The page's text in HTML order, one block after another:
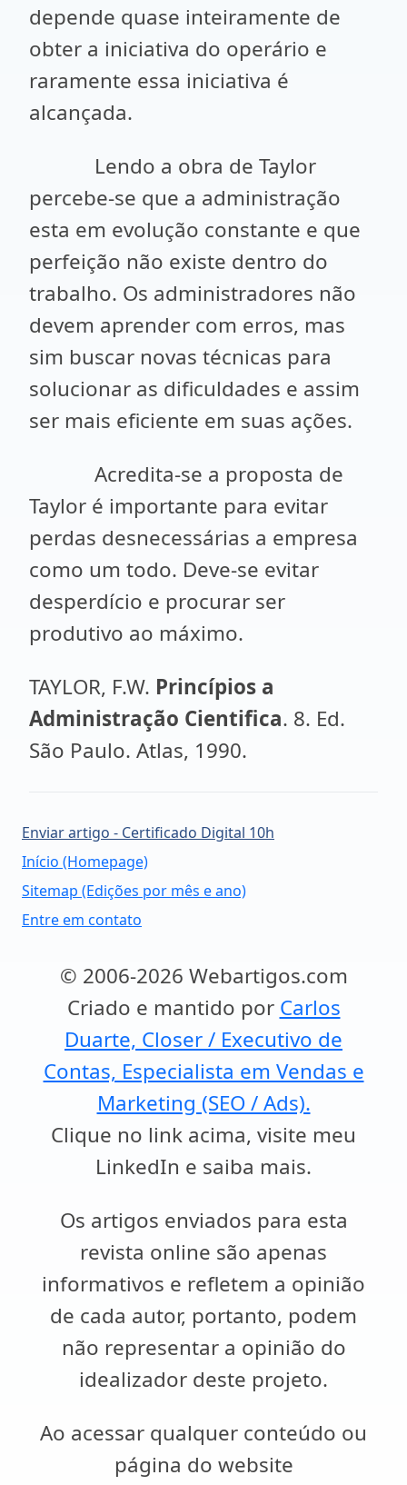
depende quase inteiramente de
obter a iniciativa do operário e
raramente essa iniciativa é
alcançada.
Lendo a obra de Taylor
percebe-se que a administração
esta em evolução constante e que
perfeição não existe dentro do
trabalho. Os administradores não
devem aprender com erros, mas
sim buscar novas técnicas para
solucionar as dificuldades e assim
ser mais eficiente em suas ações.
Acredita-se a proposta de
Taylor é importante para evitar
perdas desnecessárias a empresa
como um todo. Deve-se evitar
desperdício e procurar ser
produtivo ao máximo.
TAYLOR, F.W. Princípios a
Administração Cientifica. 8. Ed.
São Paulo. Atlas, 1990.
Enviar artigo - Certificado Digital 10h
Início (Homepage)
Sitemap (Edições por mês e ano)
Entre em contato
© 2006-2026 Webartigos.com
Criado e mantido por Carlos
Duarte, Closer / Executivo de
Contas, Especialista em Vendas e
Marketing (SEO / Ads).
Clique no link acima, visite meu
LinkedIn e saiba mais.
Os artigos enviados para esta
revista online são apenas
informativos e refletem a opinião
de cada autor, portanto, podem
não representar a opinião do
idealizador deste projeto.
Ao acessar qualquer conteúdo ou
página do website